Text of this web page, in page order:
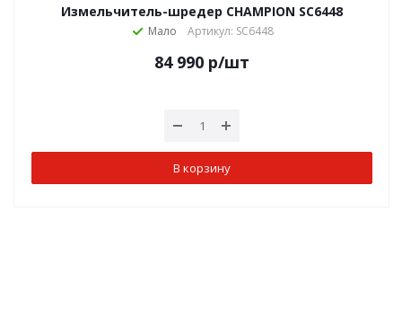
Измельчитель-шредер CHAMPION SC6448
Мало Артикул: SC6448
84 990 р/шт
В корзину